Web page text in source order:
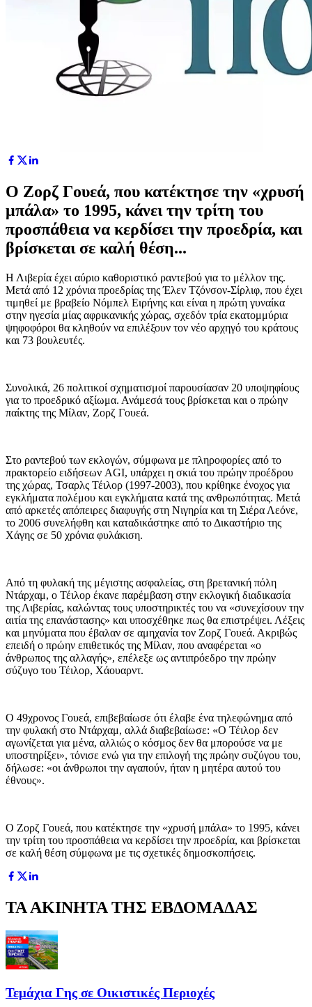
Ο Ζορζ Γουεά, που κατέκτησε την «χρυσή
μπάλα» το 1995, κάνει την τρίτη του
προσπάθεια να κερδίσει την προεδρία, και
βρίσκεται σε καλή θέση...
Η Λιβερία έχει αύριο καθοριστικό ραντεβού για το μέλλον της.
Μετά από 12 χρόνια προεδρίας της Έλεν Τζόνσον-Σίρλιφ, που έχει
τιμηθεί με βραβείο Νόμπελ Ειρήνης και είναι η πρώτη γυναίκα
στην ηγεσία μίας αφρικανικής χώρας, σχεδόν τρία εκατομμύρια
ψηφοφόροι θα κληθούν να επιλέξουν τον νέο αρχηγό του κράτους
και 73 βουλευτές.
Συνολικά, 26 πολιτικοί σχηματισμοί παρουσίασαν 20 υποψηφίους
για το προεδρικό αξίωμα. Ανάμεσά τους βρίσκεται και ο πρώην
παίκτης της Μίλαν, Ζορζ Γουεά.
Στο ραντεβού των εκλογών, σύμφωνα με πληροφορίες από το
πρακτορείο ειδήσεων AGI, υπάρχει η σκιά του πρώην προέδρου
της χώρας, Τσαρλς Τέιλορ (1997-2003), που κρίθηκε ένοχος για
εγκλήματα πολέμου και εγκλήματα κατά της ανθρωπότητας. Μετά
από αρκετές απόπειρες διαφυγής στη Νιγηρία και τη Σιέρα Λεόνε,
το 2006 συνελήφθη και καταδικάστηκε από το Δικαστήριο της
Χάγης σε 50 χρόνια φυλάκιση.
Από τη φυλακή της μέγιστης ασφαλείας, στη βρετανική πόλη
Ντάρχαμ, ο Τέιλορ έκανε παρέμβαση στην εκλογική διαδικασία
της Λιβερίας, καλώντας τους υποστηρικτές του να «συνεχίσουν την
αιτία της επανάστασης» και υποσχέθηκε πως θα επιστρέψει. Λέξεις
και μηνύματα που έβαλαν σε αμηχανία τον Ζορζ Γουεά. Ακριβώς
επειδή ο πρώην επιθετικός της Μίλαν, που αναφέρεται «ο
άνθρωπος της αλλαγής», επέλεξε ως αντιπρόεδρο την πρώην
σύζυγο του Τέιλορ, Χάουαρντ.
Ο 49χρονος Γουεά, επιβεβαίωσε ότι έλαβε ένα τηλεφώνημα από
την φυλακή στο Ντάρχαμ, αλλά διαβεβαίωσε: «Ο Τέιλορ δεν
αγωνίζεται για μένα, αλλιώς ο κόσμος δεν θα μπορούσε να με
υποστηρίξει», τόνισε ενώ για την επιλογή της πρώην συζύγου του,
δήλωσε: «οι άνθρωποι την αγαπούν, ήταν η μητέρα αυτού του
έθνους».
Ο Ζορζ Γουεά, που κατέκτησε την «χρυσή μπάλα» το 1995, κάνει
την τρίτη του προσπάθεια να κερδίσει την προεδρία, και βρίσκεται
σε καλή θέση σύμφωνα με τις σχετικές δημοσκοπήσεις.
ΤΑ ΑΚΙΝΗΤΑ ΤΗΣ ΕΒΔΟΜΑΔΑΣ
Τεμάχια Γης σε Οικιστικές Περιοχές